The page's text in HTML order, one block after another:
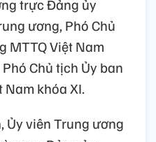
trực Đảng ủy
ương, Phó Chủ
MTTQ Việt Nam
Chủ tịch Ủy ban
khóa XI.
Ủy viên Trung ương